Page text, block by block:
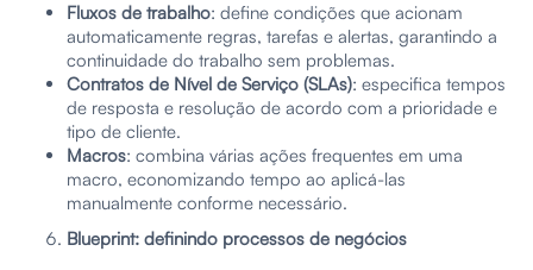
Fluxos de trabalho: define condições que acionam
automaticamente regras, tarefas e alertas, garantindo a
continuidade do trabalho sem problemas.
Contratos de Nível de Serviço (SLAs): especifica tempos
de resposta e resolução de acordo com a prioridade e
tipo de cliente.
Macros: combina várias ações frequentes em uma
macro, economizando tempo ao aplicá-las
manualmente conforme necessário.
Blueprint: definindo processos de negócios